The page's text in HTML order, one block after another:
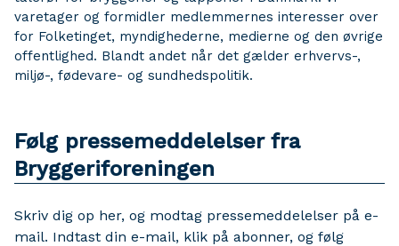
varetager og formidler medlemmernes interesser over
for Folketinget, myndighederne, medierne og den øvrige
offentlighed. Blandt andet når det gælder erhvervs-,
miljø-, fødevare- og sundhedspolitik.
Følg pressemeddelelser fra
Bryggeriforeningen
Skriv dig op her, og modtag pressemeddelelser på e-
mail. Indtast din e-mail, klik på abonner, og følg